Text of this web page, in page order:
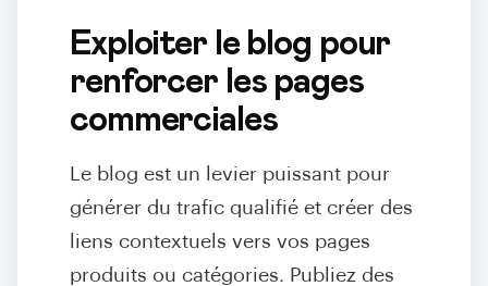
Exploiter le blog pour
renforcer les pages
commerciales
Le blog est un levier puissant pour
générer du trafic qualifié et créer des
liens contextuels vers vos pages
produits ou catégories. Publiez des